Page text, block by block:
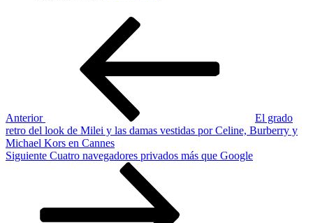
Anterior
El grado
retro del look de Milei y las damas vestidas por Celine, Burberry y
Michael Kors en Cannes
Siguiente
Siguiente Cuatro navegadores privados más que Google